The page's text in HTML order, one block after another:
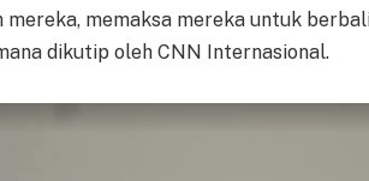
mereka, memaksa mereka untuk
dikutip oleh CNN Internasional.